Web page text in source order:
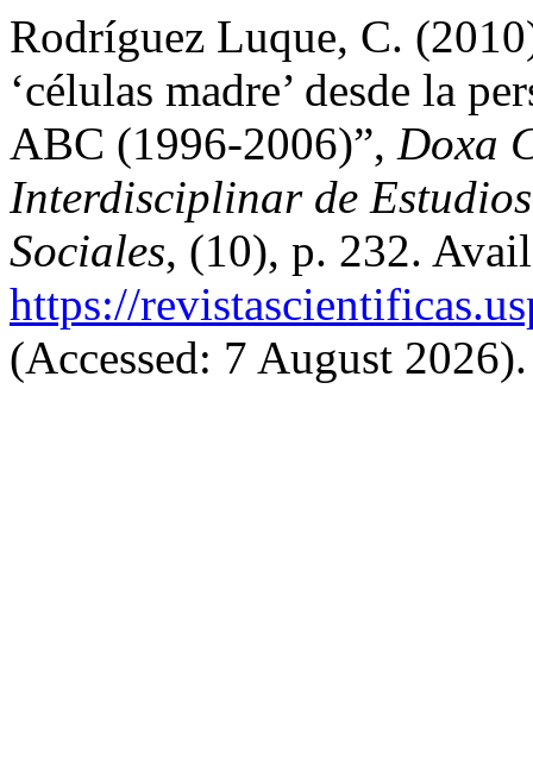
Rodríguez Luque, C.
‘células madre’ desde la
ABC (1996-2006)”, Doxa
Interdisciplinar de
Sociales, (10), p. 232.
https://
(Accessed: 7 August 2026).